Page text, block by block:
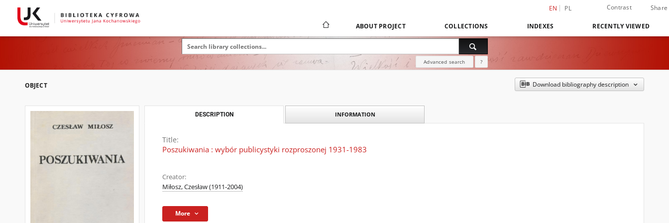
EN PL Contrast Share
ABOUT PROJECT COLLECTIONS INDEXES RECENTLY VIEWED
Advanced search ?
OBJECT Download bibliography description
DESCRIPTION INFORMATION
Title:
Poszukiwania : wybór publicystyki rozproszonej 1931-1983
Creator:
Miłosz, Czesław (1911-2004)
More